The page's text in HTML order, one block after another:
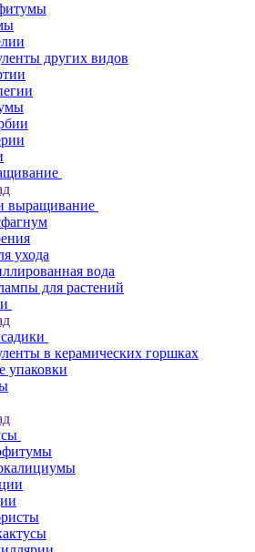
других видов
выращивание
ухода
вода
для растений
в керамических горшках
упаковки